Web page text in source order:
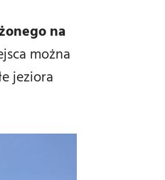
na
można
jeziora